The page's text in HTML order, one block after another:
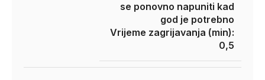
se ponovno napuniti kad
god je potrebno
Vrijeme zagrijavanja (min):
0,5